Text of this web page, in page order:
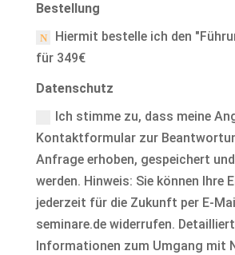
Bestellung
Hiermit bestelle ich den
für 349€
Datenschutz
Ich stimme zu, dass meine
Kontaktformular zur
Anfrage erhoben, gespeichert
werden. Hinweis: Sie können Ihre
jederzeit für die Zukunft per E-
seminare.de widerrufen.
Informationen zum Umgang mit